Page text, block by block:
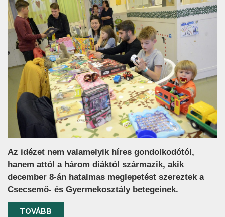
Az idézet nem valamelyik híres gondolkodótól,
hanem attól a három diáktól származik, akik
december 8-án hatalmas meglepetést szereztek a
Csecsemő- és Gyermekosztály betegeinek.
TOVÁBB